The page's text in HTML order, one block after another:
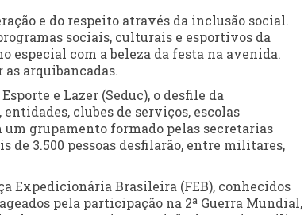
e do respeito através da inclusão social.
sociais, culturais e esportivos da
especial com a beleza da festa na avenida.
arquibancadas.
e Lazer (Seduc), o desfile da
clubes de serviços, escolas
um grupamento formado pelas secretarias
3.500 pessoas desfilarão, entre militares,
Expedicionária Brasileira (FEB), conhecidos
pela participação na 2ª Guerra Mundial,